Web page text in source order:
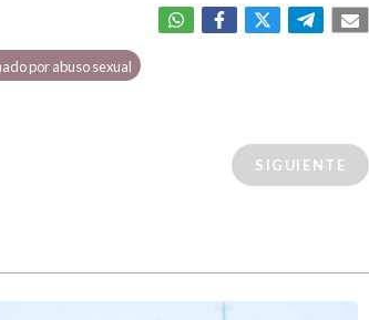
por abuso sexual
SIGUIENTE